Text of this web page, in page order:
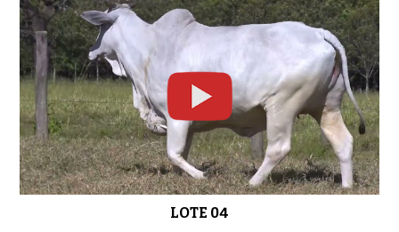
0:47 LOTE 22
0:43 LOTE 23
LOTE 04